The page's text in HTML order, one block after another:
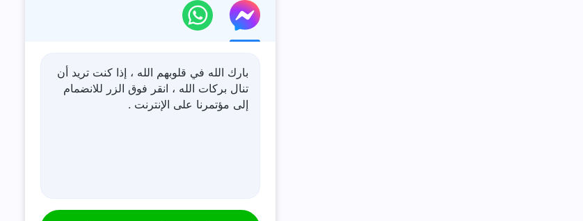
بارك الله في قلوبهم الله ، إذا كنت تريد أن
تنال بركات الله ، انقر فوق الزر للانضمام
إلى مؤتمرنا على الإنترنت .